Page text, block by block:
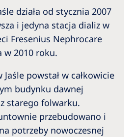
działa od stycznia 2007
i jedyna stacja dializ w
Fresenius Nephrocare
w 2010 roku.
powstał w całkowicie
budynku dawnej
starego folwarku.
przebudowano i
potrzeby nowoczesnej